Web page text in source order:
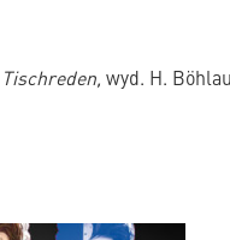
Tischreden, wyd. H.